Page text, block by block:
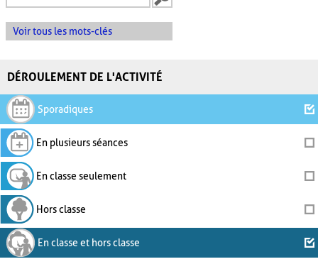
Voir tous les mots-clés
DÉROULEMENT DE L'ACTIVITÉ
Sporadiques
En plusieurs séances
En classe seulement
Hors classe
En classe et hors classe